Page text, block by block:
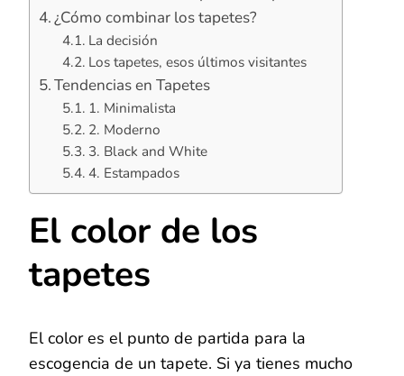
¿Cómo combinar los tapetes?
La decisión
Los tapetes, esos últimos visitantes
Tendencias en Tapetes
1. Minimalista
2. Moderno
3. Black and White
4. Estampados
El color de los
tapetes
El color es el punto de partida para la
escogencia de un tapete. Si ya tienes mucho